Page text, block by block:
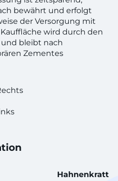
bewährt und erfolgt
der Versorgung mit
wird durch den
bleibt nach
Zementes
Hahnenkratt